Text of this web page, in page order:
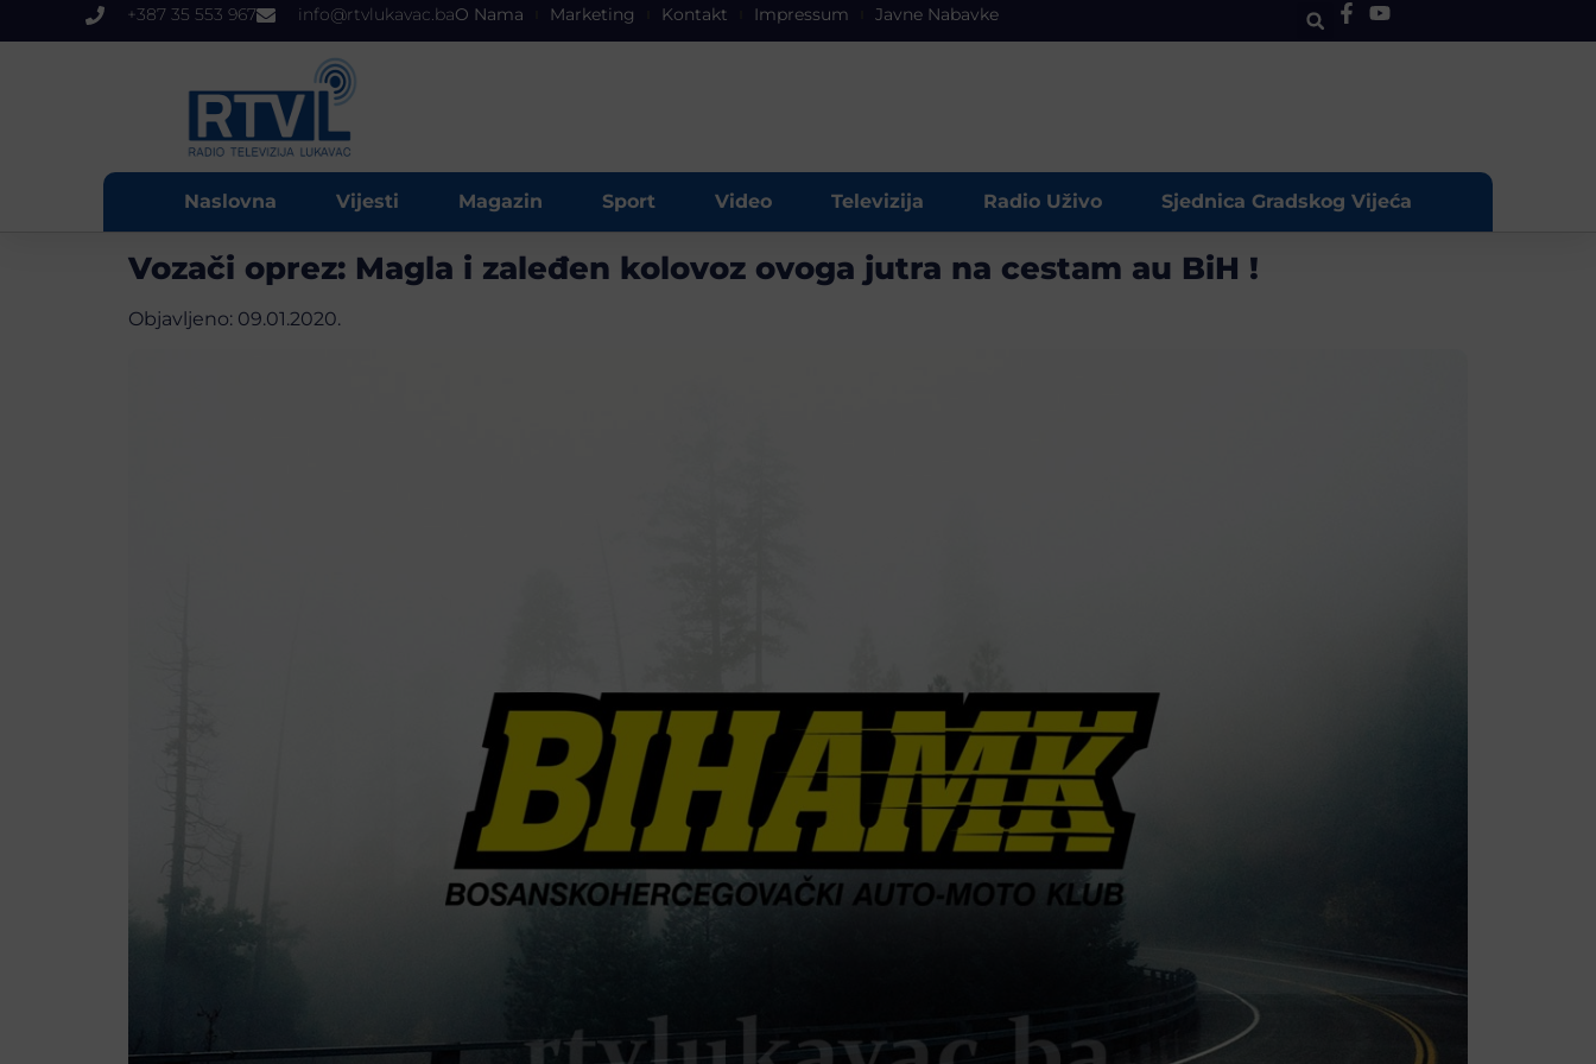
+387 35 553 967 info@rtvlukavac.baO Nama Marketing Kontakt Impressum Javne Nabavke
Naslovna Vijesti Magazin Sport Video Televizija Radio Uživo Sjednica Gradskog Vijeća
Vozači oprez: Magla i zaleđen kolovoz ovoga jutra na cestam au BiH !
Objavljeno: 09.01.2020.